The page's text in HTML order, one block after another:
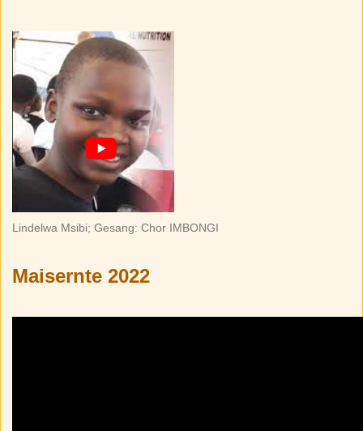
Lindelwa Msibi; Gesang: Chor IMBONGI
Maisernte 2022